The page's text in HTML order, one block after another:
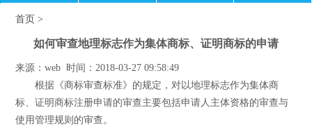
首页 >
如何审查地理标志作为集体商标、证明商标的申请
来源：web 时间：2018-03-27 09:58:49
根据《商标审查标准》的规定，对以地理标志作为集体商
标、证明商标注册申请的审查主要包括申请人主体资格的审查与
使用管理规则的审查。